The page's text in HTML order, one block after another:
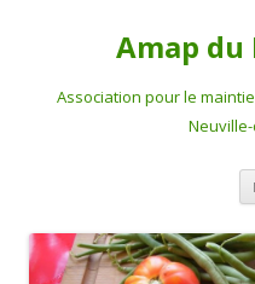
Amap
Association pour le